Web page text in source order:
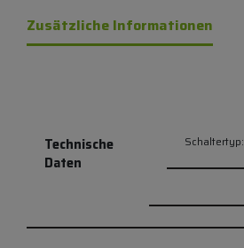
Zusätzliche Informationen
Technische
Daten
Schaltertyp: